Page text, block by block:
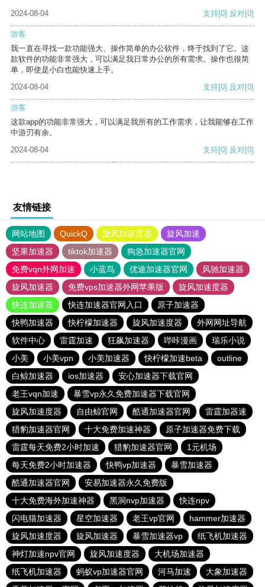
2024-08-04 支持[0] 反对[0]
游客
我一直在寻找一款功能强大、操作简单的办公软件，终于找到了它。这
款软件的功能非常强大，可以满足我日常办公的所有需求。操作也很简
单，即使是小白也能快速上手。
2024-08-04
支持[0] 反对[0]
游客
这款app的功能非常强大，可以满足我所有的工作需求，让我能够在工作
中游刃有余。
2024-08-04
支持[0] 反对[0]
友情链接
网站地图 QuickQ 旋风加速度器
旋风加速
坚果加速器
tiktok加速器
狗急加速器官网
免费vqn外网加速
小蓝鸟 优途加速器官网
风驰加速器
旋风加速器
免费vps加速器外网苹果版
旋风加速度器
快连加速器
快连加速器官网入口
原子加速器
快鸭加速器
快柠檬加速器 旋风加速度器
外网网址导航
软件中心
雷霆加速 狂飙加速器 哔咔漫画
瑞乐小说
小美
小美vpn 小美加速器 快柠檬加速beta
outline
白鲸加速器
ios加速器
安心加速器下载官网
老王vqn加速
暴雪vp永久免费加速器下载官网
旋风加速度器
自由鲸官网 酷通加速器官网
雷霆加器速
猎豹加速器官网
十大免费加速神器
原子加速器免费下载
雷霆每天免费2小时加速
猎豹加速器官网
1元机场
每天免费2小时加速器
快鸭vp加速器
暴雪加速器
酷通加速器官网
安易加速器永久免费版
十大免费海外加速神器
黑洞nvp加速器
快连npv
闪电猫加速器
星空加速器 老王vp官网
hammer加速器
旋风加速度器
旋风加速器 暴雪加速器vp
纸飞机加速器
神灯加速npv官网
旋风加速度器
大机场加速器
纸飞机加速器
蚂蚁vp加速器官网 河马加速
大象加速器